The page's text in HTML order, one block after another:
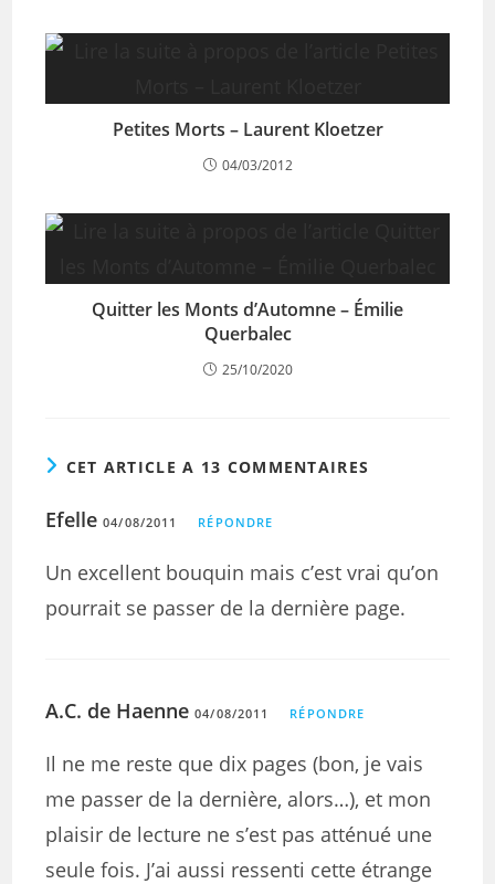
Petites Morts – Laurent Kloetzer
04/03/2012
Quitter les Monts d’Automne – Émilie
Querbalec
25/10/2020
CET ARTICLE A 13 COMMENTAIRES
Efelle 04/08/2011 RÉPONDRE
Un excellent bouquin mais c’est vrai qu’on
pourrait se passer de la dernière page.
A.C. de Haenne 04/08/2011 RÉPONDRE
Il ne me reste que dix pages (bon, je vais
me passer de la dernière, alors…), et mon
plaisir de lecture ne s’est pas atténué une
seule fois. J’ai aussi ressenti cette étrange